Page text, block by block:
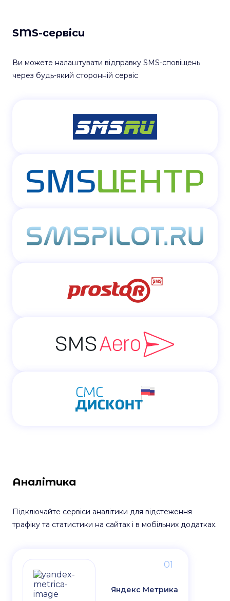
SMS-сервіси
Ви можете налаштувати відправку SMS-сповіщень
через будь-який сторонній сервіс
Аналітика
Підключайте сервіси аналітики для відстеження
трафіку та статистики на сайтах і в мобільних додатках.
01
Яндекс Метрика